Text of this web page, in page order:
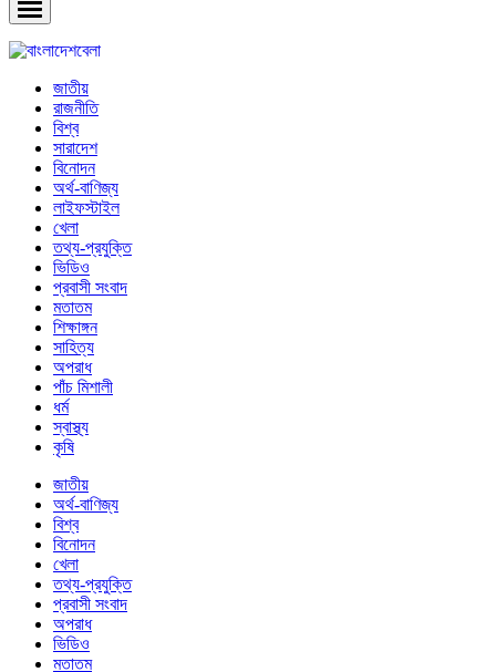
জাতীয়
রাজনীতি
বিশ্ব
সারাদেশ
বিনোদন
অর্থ-বাণিজ্য
লাইফস্টাইল
খেলা
তথ্য-প্রযুক্তি
ভিডিও
প্রবাসী সংবাদ
মতাতম
শিক্ষাঙ্গন
সাহিত্য
অপরাধ
পাঁচ মিশালী
ধর্ম
স্বাস্থ্য
কৃষি
জাতীয়
অর্থ-বাণিজ্য
বিশ্ব
বিনোদন
খেলা
তথ্য-প্রযুক্তি
প্রবাসী সংবাদ
অপরাধ
ভিডিও
মতাতম